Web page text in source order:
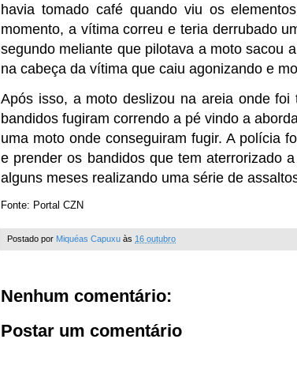
havia tomado café quando viu os
momento, a vítima correu e teria derrubado
segundo meliante que pilotava a moto sacou
na cabeça da vítima que caiu agonizando e
Após isso, a moto deslizou na areia onde
bandidos fugiram correndo a pé vindo a
uma moto onde conseguiram fugir. A polícia
e prender os bandidos que tem aterrorizado
alguns meses realizando uma série de
Fonte: Portal CZN
Postado por Miquéas Capuxu às 16 outubro
Nenhum comentário:
Postar um comentário